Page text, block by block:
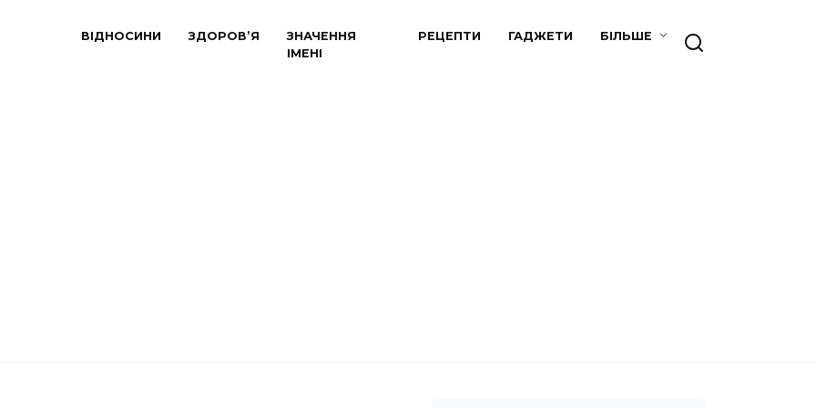
ВІДНОСИНИ ЗДОРОВ’Я
ЗНАЧЕННЯ
ІМЕНІ
РЕЦЕПТИ ГАДЖЕТИ БІЛЬШЕ